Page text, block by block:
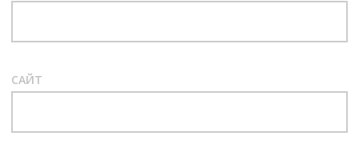
САЙТ